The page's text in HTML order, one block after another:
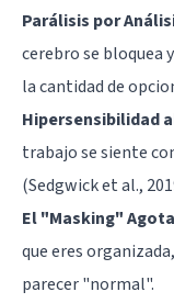
Parálisis por
cerebro se bloquea
la cantidad de
Hipersensibilidad
trabajo se siente
(Sedgwick et al.,
El "Masking"
que eres
parecer "normal".